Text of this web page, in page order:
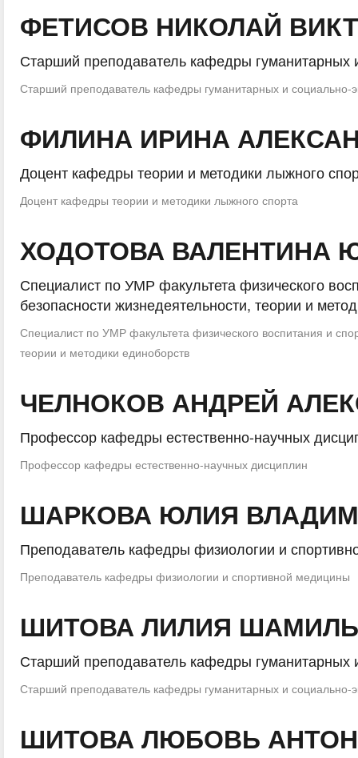
ФЕТИСОВ НИКОЛАЙ
Старший преподаватель кафедры гуманитарных
Старший преподаватель кафедры гуманитарных и социально-
ФИЛИНА ИРИНА
Доцент кафедры теории и методики лыжного
Доцент кафедры теории и методики лыжного спорта
ХОДОТОВА ВАЛЕНТИНА
Специалист по УМР факультета физического
безопасности жизнедеятельности, теории и
Специалист по УМР факультета физического воспитания и
теории и методики единоборств
ЧЕЛНОКОВ АНДРЕЙ
Профессор кафедры естественно-научных
Профессор кафедры естественно-научных дисциплин
ШАРКОВА ЮЛИЯ
Преподаватель кафедры физиологии и
Преподаватель кафедры физиологии и спортивной медицины
ШИТОВА ЛИЛИЯ
Старший преподаватель кафедры гуманитарных
Старший преподаватель кафедры гуманитарных и социально-
ШИТОВА ЛЮБОВЬ